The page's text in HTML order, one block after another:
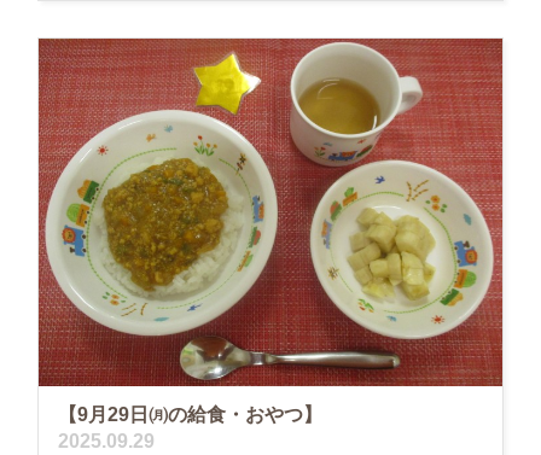
【9月29日㈪の給食・おやつ】
2025.09.29